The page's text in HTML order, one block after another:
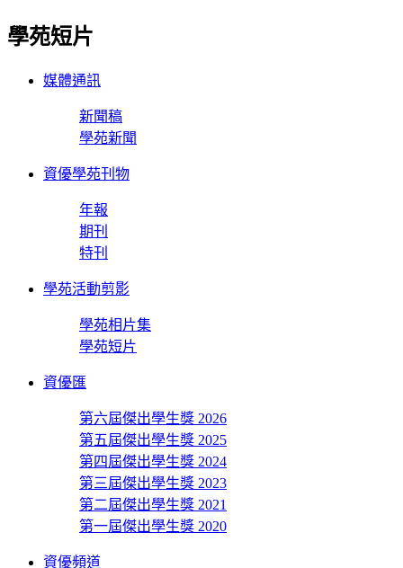
學苑短片
媒體通訊
新聞稿
學苑新聞
資優學苑刊物
年報
期刊
特刊
學苑活動剪影
學苑相片集
學苑短片
資優匯
第六屆傑出學生獎 2026
第五屆傑出學生獎 2025
第四屆傑出學生獎 2024
第三屆傑出學生獎 2023
第二屆傑出學生獎 2021
第一屆傑出學生獎 2020
資優頻道